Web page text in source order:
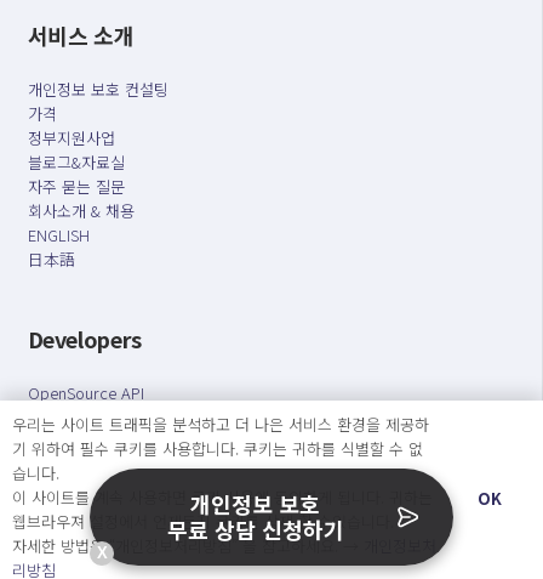
서비스 소개
개인정보 보호 컨설팅
가격
정부지원사업
블로그&자료실
자주 묻는 질문
회사소개 & 채용
ENGLISH
日本語
Developers
OpenSource API
오늘보다 더 나은 내일을 만드는 사람들
개인정보처리방침
○ 개인정보보호 컴플라이언스를 선도하겠습니다.
○ 정보주체의 권리를 보장하겠습니다.
우리는 사이트 트래픽을 분석하고 더 나은 서비스 환경을 제공하
기 위하여 필수 쿠키를 사용합니다. 쿠키는 귀하를 식별할 수 없
습니다.
이 사이트를 계속 사용하면 쿠키 사용에 동의하게 됩니다. 귀하는
웹브라우져 설정에서 언제든지 쿠키를 삭제 할 수있습니다.
자세한 방법은 “개인정보처리방침” 을 참고하세요. →
리방침
OK
X
개인정보 보호
무료 상담 신청하기